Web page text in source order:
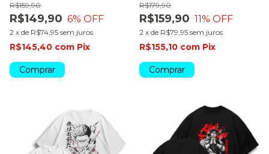
R$149,90
R$159,90
6% OFF
2 x de R$74,95 sem juros
R$145,40 com Pix
Comprar
R$159,90
R$179,90
11% OFF
2 x de R$79,95 sem juros
R$155,10 com Pix
Comprar